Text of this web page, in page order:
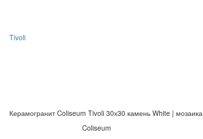
Tivoli
Керамогранит Coliseum Tivoli 30х30 камень White | мозаика
Coliseum